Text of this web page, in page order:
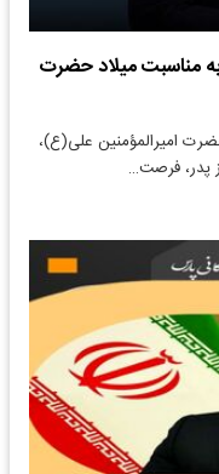
مناسبت میلاد حضرت
امیرالمؤمنین علی(ع)،
پدر، فرصت…